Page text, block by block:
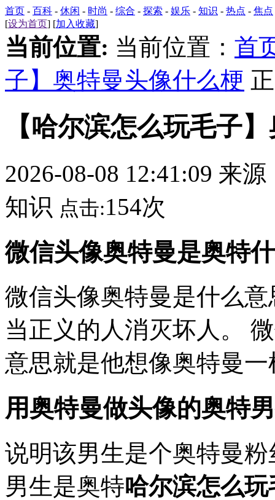
首页 - 百科 - 休闲 - 时尚 - 综合 - 探索 - 娱乐 - 知识 - 热点 - 焦点
[设为首页] [加入收藏]
当前位置: 当前位置： 首
子】奥特曼头像什么梗
【哈尔滨怎么玩毛子
2026-08-08 12:41:09 来源
知识 点击:154次
微信头像奥特曼是奥特
微信头像奥特曼是什么
当正义的人消灭坏人。
意思就是他想像奥特曼
用奥特曼做头像的奥特
说明该男生是个奥特曼
男生是奥特哈尔滨怎么玩